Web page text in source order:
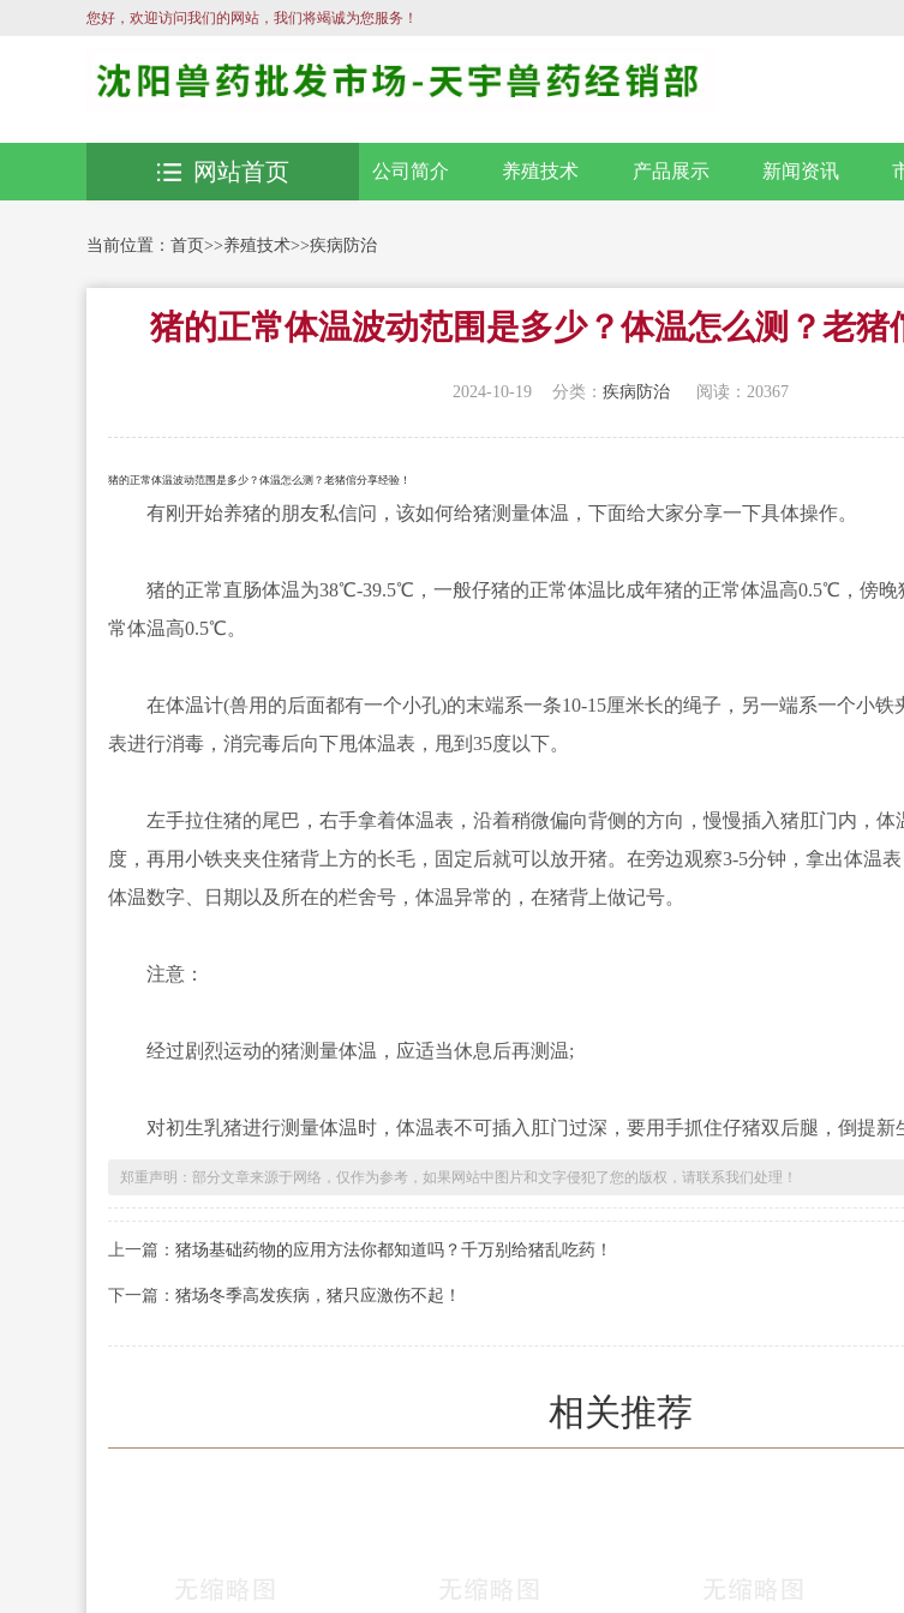
您好，欢迎访问我们的网站，我们将竭诚为您服务！
公司简介 养殖技术 产品展示 新闻资讯
网站首页
当前位置： 首页>>养殖技术>>疾病防治
猪的正常体温波动范围是多少？体温怎么测？老猪
2024-10-19 分类：疾病防治 阅读：20367
猪的正常体温波动范围是多少？体温怎么测？老猪倌分享经验！
有刚开始养猪的朋友私信问，该如何给猪测量体温，下面给大家分享一下具体操作。
猪的正常直肠体温为38℃-39.5℃，一般仔猪的正常体温比成年猪的正常体温高0.5℃，傍晚
常体温高0.5℃。
在体温计(兽用的后面都有一个小孔)的末端系一条10-15厘米长的绳子，另一端系一个小铁
表进行消毒，消完毒后向下甩体温表，甩到35度以下。
左手拉住猪的尾巴，右手拿着体温表，沿着稍微偏向背侧的方向，慢慢插入猪肛门内，体
度，再用小铁夹夹住猪背上方的长毛，固定后就可以放开猪。在旁边观察3-5分钟，拿出体温
体温数字、日期以及所在的栏舍号，体温异常的，在猪背上做记号。
注意：
经过剧烈运动的猪测量体温，应适当休息后再测温;
对初生乳猪进行测量体温时，体温表不可插入肛门过深，要用手抓住仔猪双后腿，倒提新
郑重声明：部分文章来源于网络，仅作为参考，如果网站中图片和文字侵犯了您的版权，请联系我们处理！
上一篇： 猪场基础药物的应用方法你都知道吗？千万别给猪乱吃药！
下一篇： 猪场冬季高发疾病，猪只应激伤不起！
相关推荐